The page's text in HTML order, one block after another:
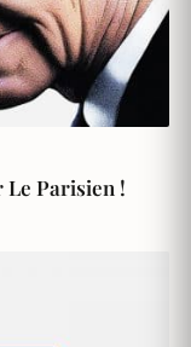
Parisien !